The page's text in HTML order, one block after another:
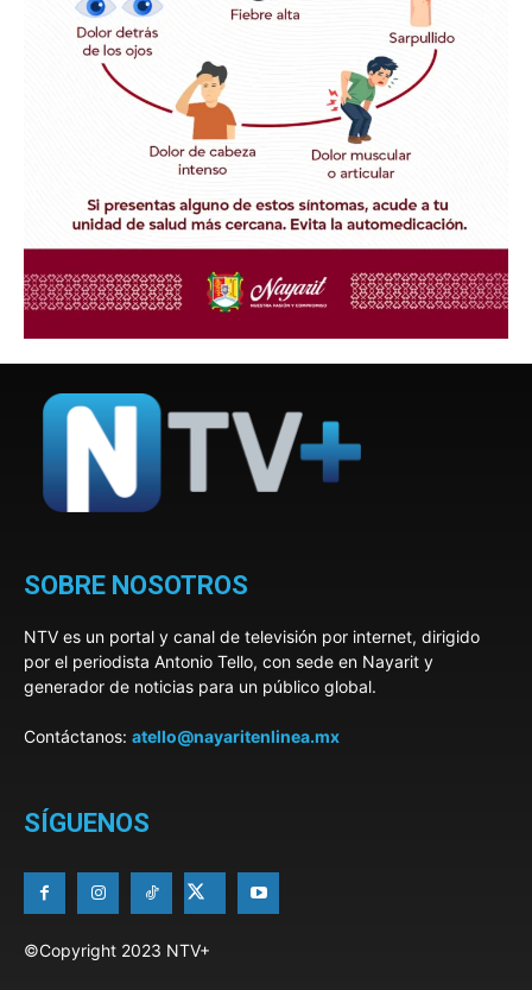
SOBRE NOSOTROS
NTV es un portal y canal de televisión por internet, dirigido
por el periodista Antonio Tello, con sede en Nayarit y
generador de noticias para un público global.
Contáctanos: atello@nayaritenlinea.mx
SÍGUENOS
©Copyright 2023 NTV+